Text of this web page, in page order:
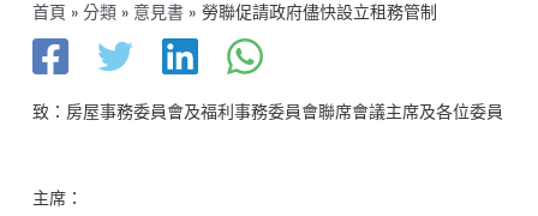
首頁 分類 意見書 勞聯促請政府儘快設立租務管制
致：房屋事務委員會及福利事務委員會聯席會議主席及各位委員
主席：